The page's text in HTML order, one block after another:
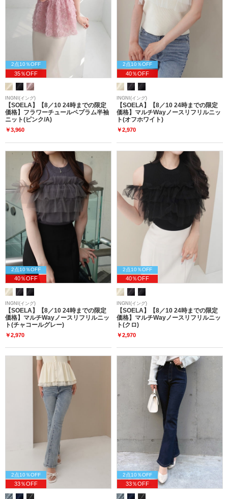
2点10％OFF
35％OFF
INGNI(イング)
【SOELA】【8／10 24時までの限定
価格】フラワーチュールペプラム半袖
ニット(ピンク/A)
￥3,960
2点10％OFF
40％OFF
INGNI(イング)
【SOELA】【8／10 24時までの限定
価格】マルチWayノースリフリルニッ
ト(オフホワイト)
￥2,970
2点10％OFF
40％OFF
INGNI(イング)
【SOELA】【8／10 24時までの限定
価格】マルチWayノースリフリルニッ
ト(チャコールグレー)
￥2,970
2点10％OFF
40％OFF
INGNI(イング)
【SOELA】【8／10 24時までの限定
価格】マルチWayノースリフリルニッ
ト(クロ)
￥2,970
2点10％OFF
33％OFF
2点10％OFF
33％OFF